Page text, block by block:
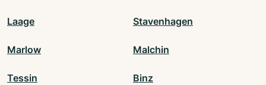
Laage Stavenhagen
Marlow Malchin
Tessin Binz